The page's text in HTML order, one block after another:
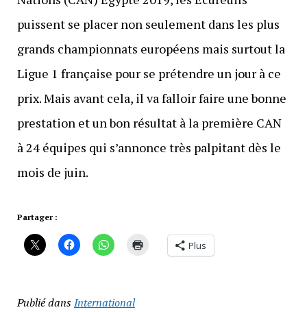
puissent se placer non seulement dans les plus
grands championnats européens mais surtout la
Ligue 1 française pour se prétendre un jour à ce
prix. Mais avant cela, il va falloir faire une bonne
prestation et un bon résultat à la première CAN
à 24 équipes qui s’annonce très palpitant dès le
mois de juin.
Partager :
Plus
Publié dansInternational